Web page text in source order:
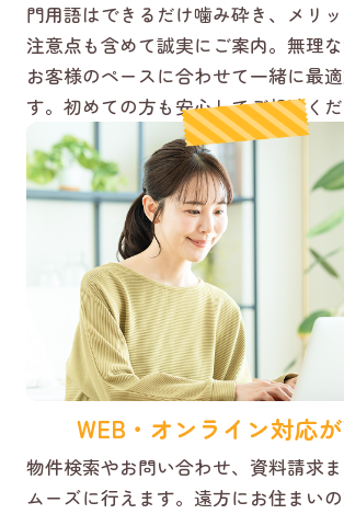
門用語はできるだけ噛み砕き、メリ
注意点も含めて誠実にご案内。無理な
お客様のペースに合わせて一緒に最
す。初めての方も安心してご相談くだ
WEB・オンライン対応が
物件検索やお問い合わせ、資料請求
ムーズに行えます。遠方にお住まい